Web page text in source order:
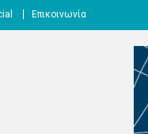
Επικοινωνία